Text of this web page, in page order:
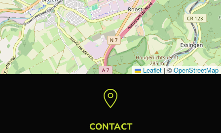
Leaflet | ©OpenStreetMap
CONTACT